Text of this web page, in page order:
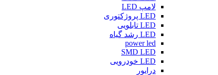
لامپ LED
LED پروژکتوری
LED تابلویی
LED رشد گیاه
power led
SMD LED
LED خودرویی
درایور